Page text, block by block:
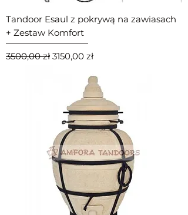
Tandoor Esaul z pokrywą na zawiasach
+ Zestaw Komfort
Regularna cena
3500,00 zł Cena rabatowa
3150,00 zł